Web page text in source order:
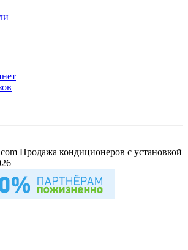
Продажа кондиционеров с установкой